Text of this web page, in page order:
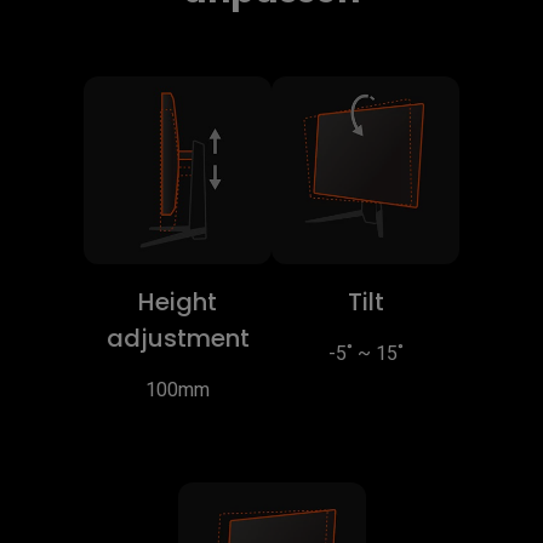
Height
adjustment
100mm
Tilt
-5˚ ~ 15˚